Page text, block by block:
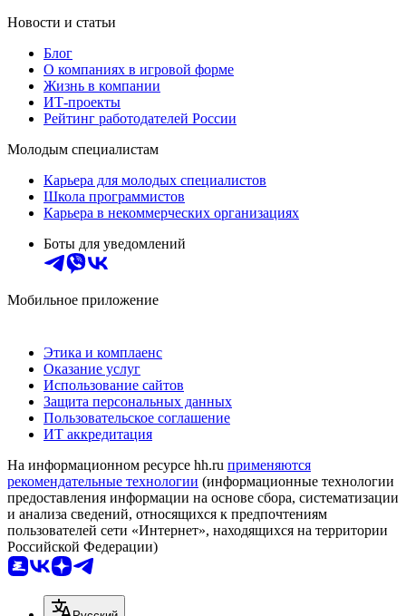
Новости и статьи
Блог
О компаниях в игровой форме
Жизнь в компании
ИТ-проекты
Рейтинг работодателей России
Молодым специалистам
Карьера для молодых специалистов
Школа программистов
Карьера в некоммерческих организациях
Боты для уведомлений
Мобильное приложение
Этика и комплаенс
Оказание услуг
Использование сайтов
Защита персональных данных
Пользовательское соглашение
ИТ аккредитация
На информационном ресурсе hh.ru применяются
рекомендательные технологии (информационные технологии
предоставления информации на основе сбора, систематизации
и анализа сведений, относящихся к предпочтениям
пользователей сети «Интернет», находящихся на территории
Российской Федерации)